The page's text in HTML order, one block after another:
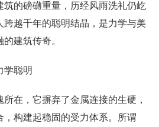
的磅礴重量，历经风雨洗礼仍屹
跨越千年的聪明结晶，是力学与美
建筑传奇。
学聪明
在，它摒弃了金属连接的生硬，
，构建起稳固的受力体系。所谓